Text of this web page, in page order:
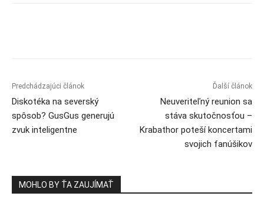
Predchádzajúci článok
Diskotéka na severský
spôsob? GusGus generujú
zvuk inteligentne
Ďalší článok
Neuveriteľný reunion sa
stáva skutočnosťou –
Krabathor poteší koncertami
svojich fanúšikov
MOHLO BY ŤA ZAUJÍMAŤ